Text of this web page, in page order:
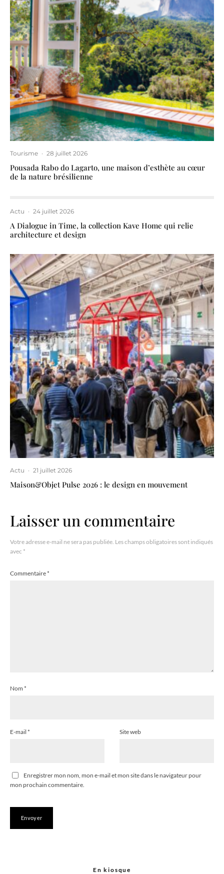
Tourisme · 28 juillet 2026
Pousada Rabo do Lagarto, une maison d’esthète au cœur
de la nature brésilienne
Actu · 24 juillet 2026
A Dialogue in Time, la collection Kave Home qui relie
architecture et design
Actu · 21 juillet 2026
Maison&Objet Pulse 2026 : le design en mouvement
Laisser un commentaire
Votre adresse e-mail ne sera pas publiée. Les champs obligatoires sont indiqués
avec *
Commentaire*
Nom *
E-mail * Site web
Enregistrer mon nom, mon e-mail et mon site dans le navigateur pour
mon prochain commentaire.
En kiosque